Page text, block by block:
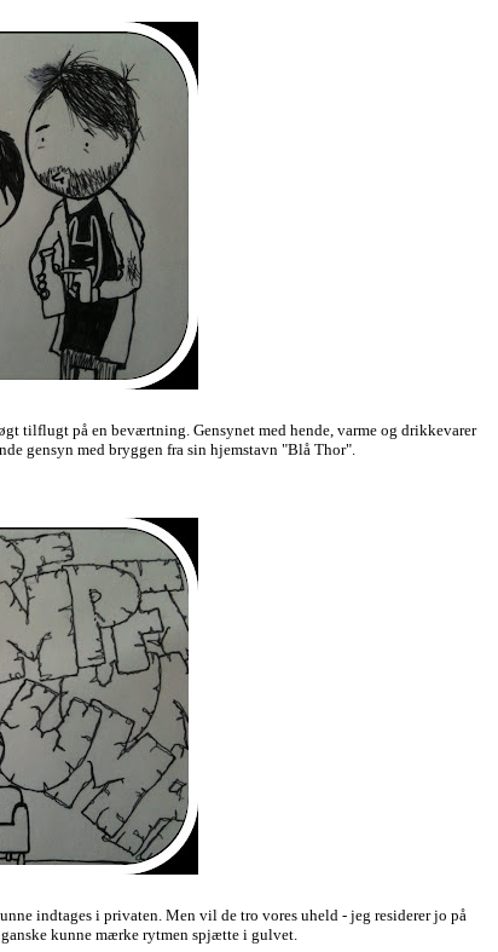
tilflugt på en beværtning. Gensynet med hende, varme og drikkevarer
gensyn med bryggen fra sin hjemstavn "Blå Thor".
indtages i privaten. Men vil de tro vores uheld - jeg residerer jo på
kunne mærke rytmen spjætte i gulvet.